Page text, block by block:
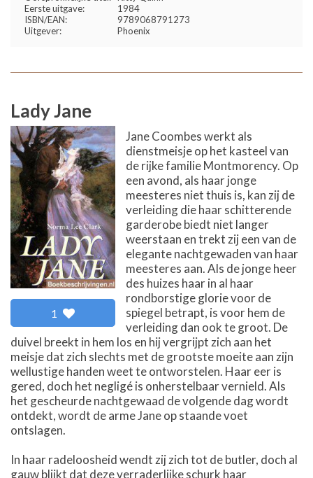
Eerste uitgave:
1984
ISBN/EAN:
9789068791273
Uitgever:
Phoenix
Lady Jane
1
Jane Coombes werkt als
dienstmeisje op het kasteel van
de rijke familie Montmorency. Op
een avond, als haar jonge
meesteres niet thuis is, kan zij de
verleiding die haar schitterende
garderobe biedt niet langer
weerstaan en trekt zij een van de
elegante nachtgewaden van haar
meesteres aan. Als de jonge heer
des huizes haar in al haar
rondborstige glorie voor de
spiegel betrapt, is voor hem de
verleiding dan ook te groot. De
duivel breekt in hem los en hij vergrijpt zich aan het
meisje dat zich slechts met de grootste moeite aan zijn
wellustige handen weet te ontworstelen. Haar eer is
gered, doch het negligé is onherstelbaar vernield. Als
het gescheurde nachtgewaad de volgende dag wordt
ontdekt, wordt de arme Jane op staande voet
ontslagen.
In haar radeloosheid wendt zij zich tot de butler, doch al
gauw blijkt dat deze verraderlijke schurk haar